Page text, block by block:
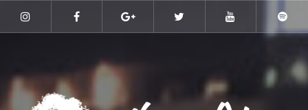
Inhalt
springen
Instagram Facebook YouTube